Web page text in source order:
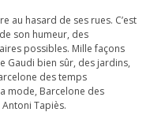
au hasard de ses rues. C’est
son humeur, des
possibles. Mille façons
Gaudi bien sûr, des jardins,
des temps
mode, Barcelone des
Tapiès.